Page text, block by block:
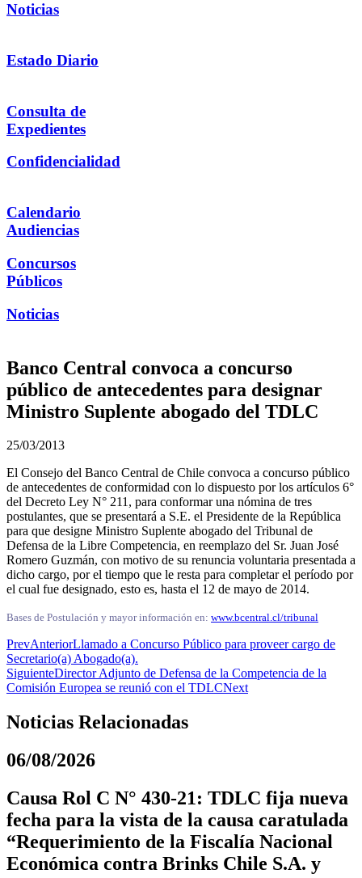
Noticias
Estado Diario
Consulta de
Expedientes
Confidencialidad
Calendario
Audiencias
Concursos
Públicos
Noticias
Banco Central convoca a concurso
público de antecedentes para designar
Ministro Suplente abogado del TDLC
25/03/2013
El Consejo del Banco Central de Chile convoca a concurso público
de antecedentes de conformidad con lo dispuesto por los artículos 6°
del Decreto Ley N° 211, para conformar una nómina de tres
postulantes, que se presentará a S.E. el Presidente de la República
para que designe Ministro Suplente abogado del Tribunal de
Defensa de la Libre Competencia, en reemplazo del Sr. Juan José
Romero Guzmán, con motivo de su renuncia voluntaria presentada a
dicho cargo, por el tiempo que le resta para completar el período por
el cual fue designado, esto es, hasta el 12 de mayo de 2014.
Bases de Postulación y mayor información en: www.bcentral.cl/tribunal
PrevAnteriorLlamado a Concurso Público para proveer cargo de
Secretario(a) Abogado(a).
SiguienteDirector Adjunto de Defensa de la Competencia de la
Comisión Europea se reunió con el TDLCNext
Noticias Relacionadas
06/08/2026
Causa Rol C N° 430-21: TDLC fija nueva
fecha para la vista de la causa caratulada
“Requerimiento de la Fiscalía Nacional
Económica contra Brinks Chile S.A. y